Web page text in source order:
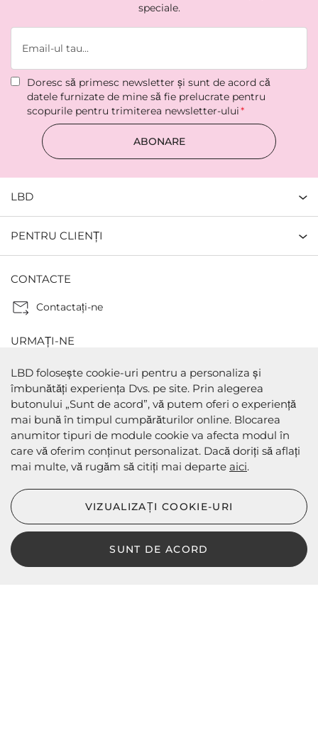
speciale.
Doresc să primesc newsletter şi sunt de acord că
datele furnizate de mine să fie prelucrate pentru
scopurile pentru trimiterea newsletter-ului
ABONARE
LBD
PENTRU CLIENȚI
CONTACTE
Contactaţi-ne
URMAȚI-NE
METODE DE PLATA
METODE DE EXPEDIERE
LBD © 2024 - Toate drepturile rezervate
LBD folosește cookie-uri pentru a personaliza și
îmbunătăți experiența Dvs. pe site. Prin alegerea
butonului „Sunt de acord”, vă putem oferi o experiență
mai bună în timpul cumpărăturilor online. Blocarea
anumitor tipuri de module cookie va afecta modul în
care vă oferim conținut personalizat. Dacă doriți să aflați
mai multe, vă rugăm să citiți mai departe aici.
SUNT DE ACORD
VIZUALIZAȚI COOKIE-URI